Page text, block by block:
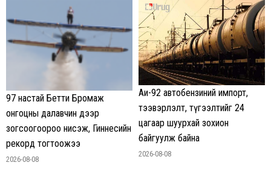
97 настай Бетти Бромаж
онгоцны далавчин дээр
зогсоогоороо нисэж, Гиннесийн
рекорд тогтоожээ
2026-08-08
Аи-92 автобензиний импорт,
тээвэрлэлт, түгээлтийг 24
цагаар шуурхай зохион
байгуулж байна
2026-08-08